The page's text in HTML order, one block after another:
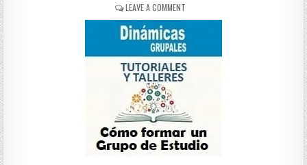
LEAVE A COMMENTON
CÓMO
FORMAR
UN
GRUPO
DE